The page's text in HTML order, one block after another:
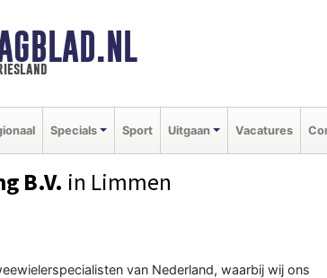
Specials Sport Uitgaan Vacatures
B.V. in Limmen
van Nederland, waarbij wij ons